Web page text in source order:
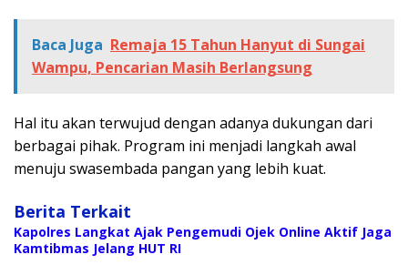
Baca Juga Remaja 15 Tahun Hanyut di Sungai
Wampu, Pencarian Masih Berlangsung
Hal itu akan terwujud dengan adanya dukungan dari
berbagai pihak. Program ini menjadi langkah awal
menuju swasembada pangan yang lebih kuat.
Berita Terkait
Kapolres Langkat Ajak Pengemudi Ojek Online Aktif Jaga
Kamtibmas Jelang HUT RI